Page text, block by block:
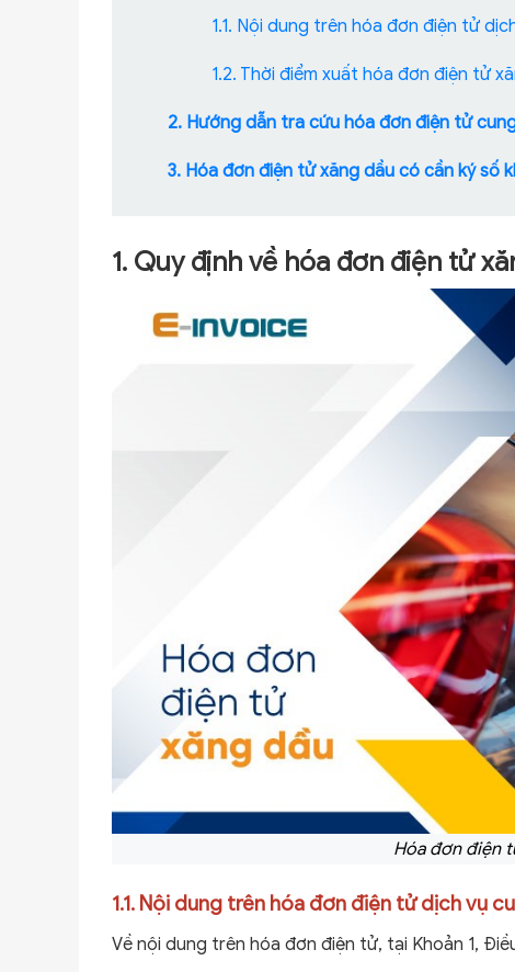
1.1. Nội dung trên hóa đơn điện tử
1.2. Thời điểm xuất hóa đơn điện tử
2. Hướng dẫn tra cứu hóa đơn điện tử
3. Hóa đơn điện tử xăng dầu có cần ký số
1. Quy định về hóa đơn điện tử
Hóa đơn điện
1.1. Nội dung trên hóa đơn điện tử dịch vụ
Về nội dung trên hóa đơn điện tử, tại Khoản 1,